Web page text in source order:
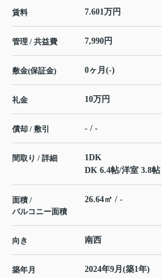
賃料 7.601万円
管理 / 共益費 7,990円
敷金(保証金) 0ヶ月(-)
礼金 10万円
償却 / 敷引 - / -
間取り / 詳細
1DK
DK 6.4帖/洋室 3.8帖
面積 /
バルコニー面積
26.64㎡ / -
向き 南西
築年月 2024年9月(築1年)